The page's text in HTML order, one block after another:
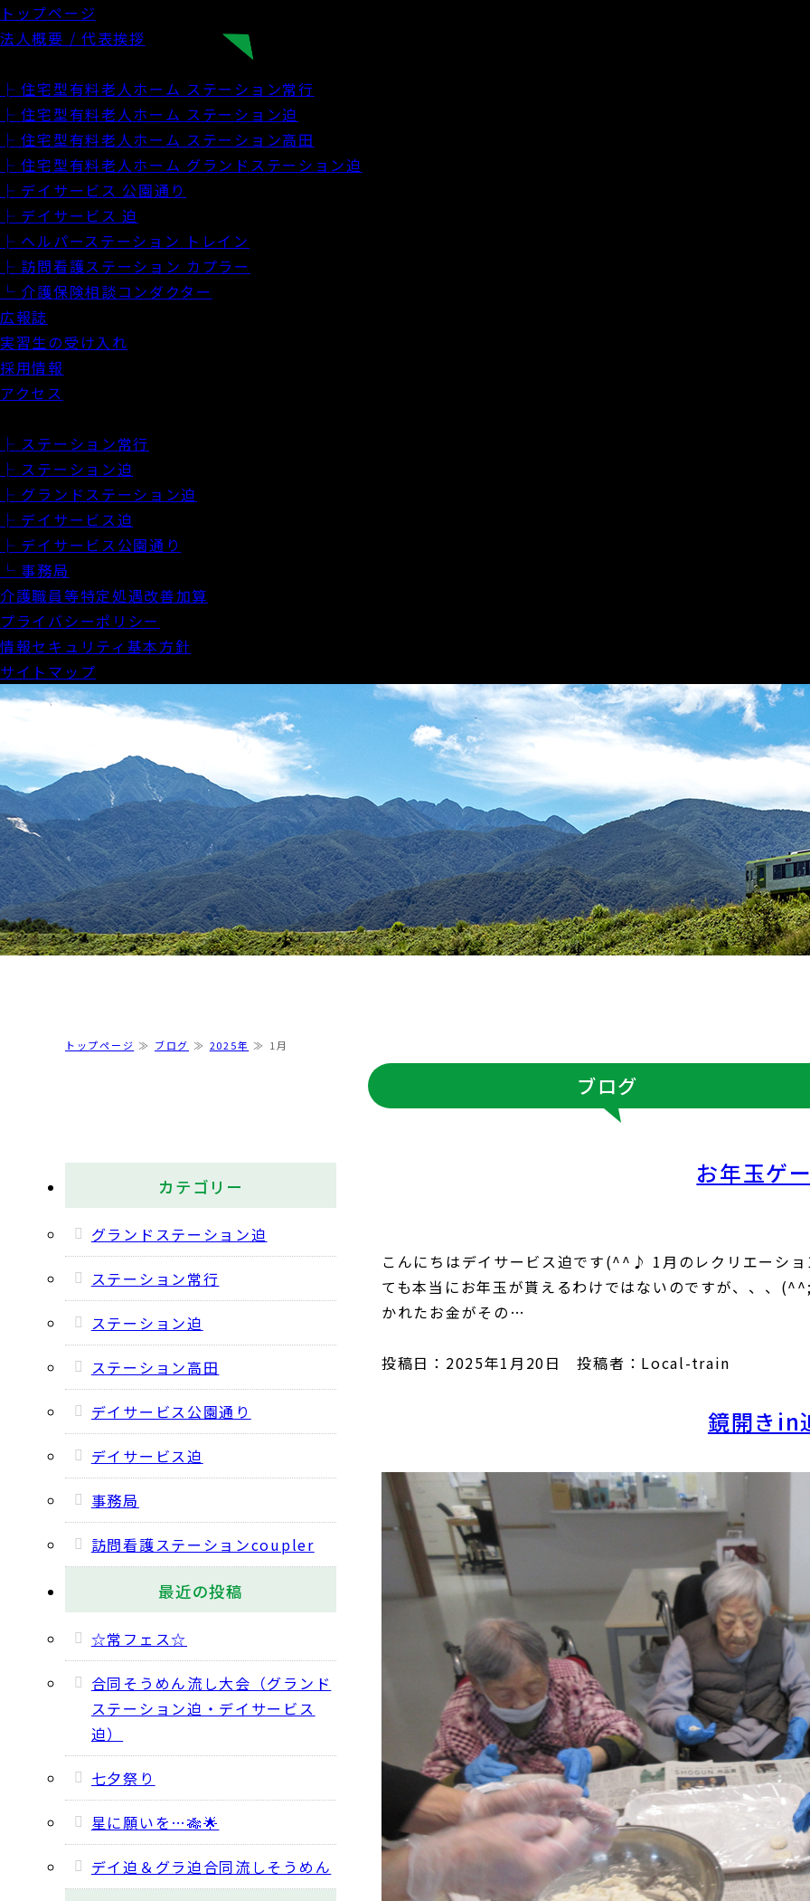
トップページ
法人概要 / 代表挨拶
├ 住宅型有料老人ホーム ステーション常行
├ 住宅型有料老人ホーム ステーション迫
├ 住宅型有料老人ホーム ステーション高田
├ 住宅型有料老人ホーム グランドステーション迫
├ デイサービス 公園通り
├ デイサービス 迫
├ ヘルパーステーション トレイン
├ 訪問看護ステーション カプラー
└ 介護保険相談コンダクター
広報誌
実習生の受け入れ
採用情報
アクセス
├ ステーション常行
├ ステーション迫
├ グランドステーション迫
├ デイサービス迫
├ デイサービス公園通り
└ 事務局
介護職員等特定処遇改善加算
プライバシーポリシー
情報セキュリティ基本方針
サイトマップ
トップページ ブログ 2025年 1月
ブログ
お年玉ゲ
こんにちはデイサービス迫です(^^♪ 1月のレクリエーシ
ても本当にお年玉が貰えるわけではないのですが、、、
かれたお金がその…
投稿日：2025年1月20日 投稿者：Local-train
鏡開きin
カテゴリー
グランドステーション迫
ステーション常行
ステーション迫
ステーション高田
デイサービス公園通り
デイサービス迫
事務局
訪問看護ステーションcoupler
最近の投稿
☆常フェス☆
合同そうめん流し大会（グランド
ステーション迫・デイサービス
迫）
七夕祭り
星に願いを…🎋🌟
デイ迫＆グラ迫合同流しそうめん